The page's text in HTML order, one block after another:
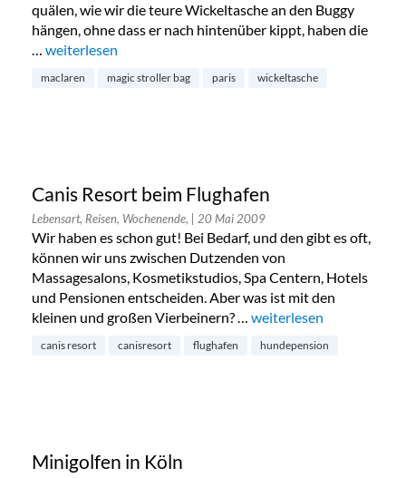
quälen, wie wir die teure Wickeltasche an den Buggy
hängen, ohne dass er nach hintenüber kippt, haben die
… „Wickeltasche Magic Stroller Bag“
weiterlesen
maclaren magic stroller bag paris wickeltasche
Canis Resort beim Flughafen
Lebensart, Reisen, Wochenende, | 20 Mai 2009
Wir haben es schon gut! Bei Bedarf, und den gibt es oft,
können wir uns zwischen Dutzenden von
Massagesalons, Kosmetikstudios, Spa Centern, Hotels
und Pensionen entscheiden. Aber was ist mit den
kleinen und großen Vierbeinern? … „Canis Resort beim
weiterlesen
canis resort canisresort flughafen hundepension
Minigolfen in Köln